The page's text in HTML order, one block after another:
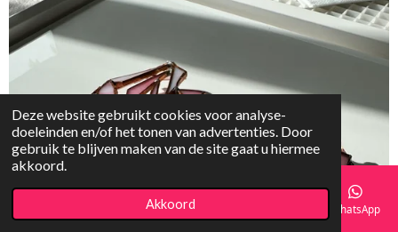
Deze website gebruikt cookies voor analyse-
doeleinden en/of het tonen van advertenties. Door
gebruik te blijven maken van de site gaat u hiermee
akkoord.
Akkoord
Telefoonnummer WhatsApp